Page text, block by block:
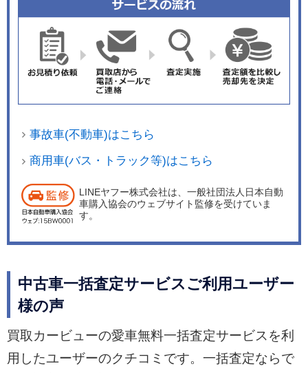
事故車(不動車)はこちら
商用車(バス・トラック等)はこちら
LINEヤフー株式会社は、一般社団法人日本自動
車購入協会のウェブサイト監修を受けていま
す。
中古車一括査定サービスご利用ユーザー
様の声
買取カービューの愛車無料一括査定サービスを利
用したユーザーのクチコミです。一括査定ならで